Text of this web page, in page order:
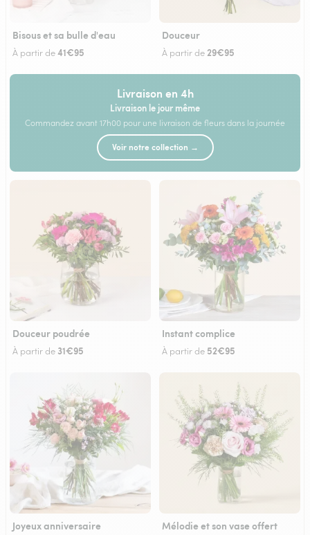
Bisous et sa bulle d'eau
À partir de41€95
Douceur
À partir de29€95
Livraison en 4h
Livraison le jour même
Commandez avant 17h00 pour une livraison de fleurs dans la journée
Voir notre collection →
Douceur poudrée
À partir de 31€95
Instant complice
À partir de 52€95
Joyeux anniversaire Mélodie et son vase offert